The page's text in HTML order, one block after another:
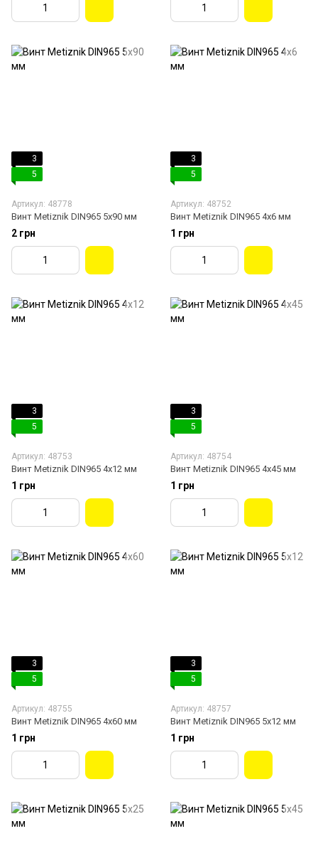
3
5
Артикул: 48778
Винт Metiznik DIN965 5х90 мм
2 грн
3
5
Артикул: 48752
Винт Мetiznik DIN965 4х6 мм
1 грн
3
5
Артикул: 48753
Винт Metiznik DIN965 4х12 мм
1 грн
3
5
Артикул: 48754
Винт Metiznik DIN965 4х45 мм
1 грн
3
5
Артикул: 48755
Винт Metiznik DIN965 4х60 мм
1 грн
3
5
Артикул: 48757
Винт Metiznik DIN965 5х12 мм
1 грн